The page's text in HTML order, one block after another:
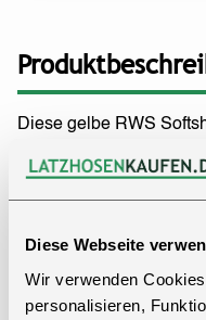
Diese Webseite
Wir verwenden
personalisieren,
Diese gelbe RWS
Arbeitsbedingungen.
reflektierenden Streifen
Die Jacke besteht aus
Stoffgewicht von 300 g/